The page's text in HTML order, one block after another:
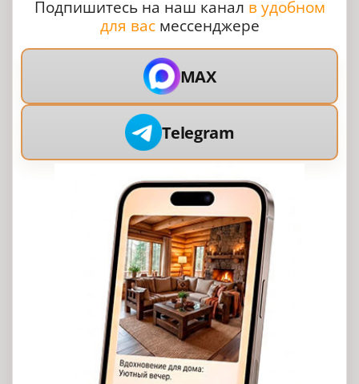
Подпишитесь на наш канал в удобном
для васмессенджере
MAX
Telegram